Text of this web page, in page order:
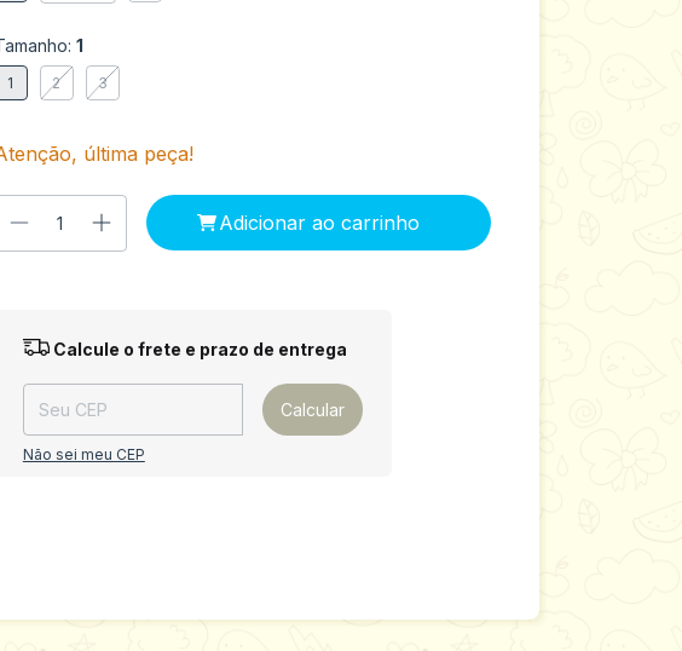
1
1 2 3
última peça!
Entregas para o CEP: Alterar CEP
Calcule o frete e prazo de entrega
Calcular
Não sei meu CEP